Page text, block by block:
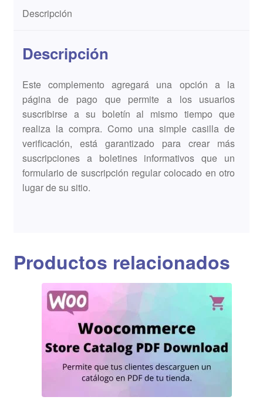
Descripción
Descripción
Este complemento agregará una opción a la
página de pago que permite a los usuarios
suscribirse a su boletín al mismo tiempo que
realiza la compra. Como una simple casilla de
verificación, está garantizado para crear más
suscripciones a boletines informativos que un
formulario de suscripción regular colocado en otro
lugar de su sitio.
Productos relacionados